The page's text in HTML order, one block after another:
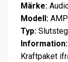
Märke:
Modell:
Typ:
Information:
Kraftpaket